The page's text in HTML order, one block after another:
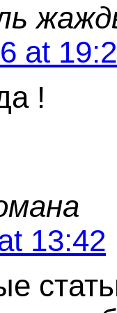
at
!
13:42